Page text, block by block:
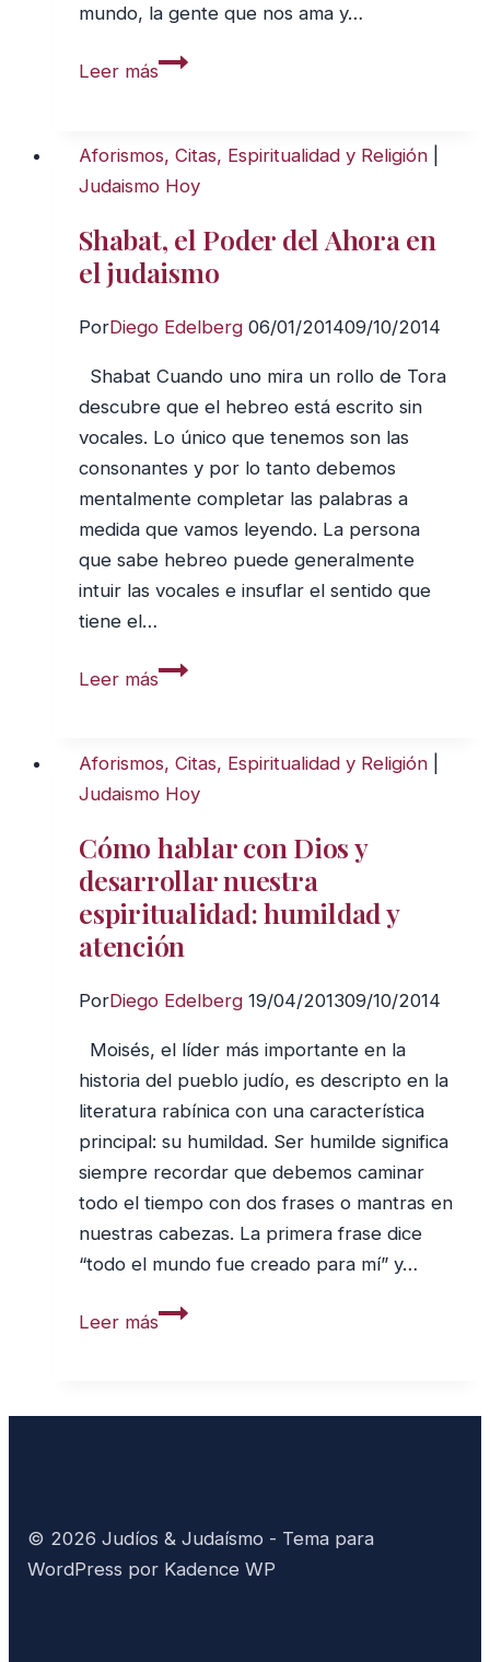
mundo, la gente que nos ama y…
Leer más¿Para
Cómo
desarrollar
habilidad
para
lo
importante
Aforismos, Citas, Espiritualidad y Religión
Judaismo Hoy
Shabat, el Poder del Ahora en
el judaismo
PorDiego Edelberg 06/01/201409/10/2014
Shabat Cuando uno mira un rollo de Tora
descubre que el hebreo está escrito sin
vocales. Lo único que tenemos son las
consonantes y por lo tanto debemos
mentalmente completar las palabras a
medida que vamos leyendo. La persona
que sabe hebreo puede generalmente
intuir las vocales e insuflar el sentido que
tiene el…
Leer másShabat,
del
Ahora
el
judaismo
Aforismos, Citas, Espiritualidad y Religión
Judaismo Hoy
Cómo hablar con Dios y
desarrollar nuestra
espiritualidad: humildad y
atención
PorDiego Edelberg 19/04/201309/10/2014
Moisés, el líder más importante en la
historia del pueblo judío, es descripto en la
literatura rabínica con una característica
principal: su humildad. Ser humilde significa
siempre recordar que debemos caminar
todo el tiempo con dos frases o mantras en
nuestras cabezas. La primera frase dice
“todo el mundo fue creado para mí” y…
Leer másCómo
espiritualidad:
© 2026 Judíos & Judaísmo - Tema para
WordPress por Kadence WP